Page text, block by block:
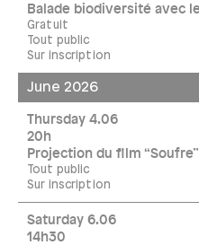
Balade biodiversité avec
Gratuit
Tout public
Sur inscription
June 2026
Thursday 4.06
20h
Projection du film
Tout public
Sur inscription
Saturday 6.06
14h30